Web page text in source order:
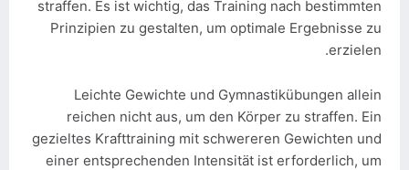
straffen. Es ist wichtig, das Training nach bestimmten
Prinzipien zu gestalten, um optimale Ergebnisse zu
erzielen.
Leichte Gewichte und Gymnastikübungen allein
reichen nicht aus, um den Körper zu straffen. Ein
gezieltes Krafttraining mit schwereren Gewichten und
einer entsprechenden Intensität ist erforderlich, um